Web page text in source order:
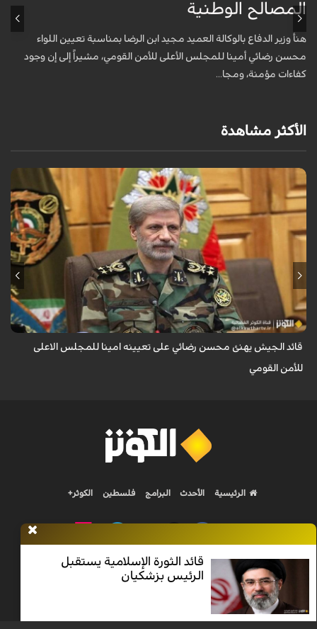
المصالح الوطنية
هنأ وزير الدفاع بالوكالة العميد مجيد ابن الرضا بمناسبة تعيين اللواء
محسن رضائي أمينا للمجلس الأعلى للأمن القومي، مشيراً إلى إن وجود
كفاءات مؤمنة، ومجا...
الأكثر مشاهدة
هنأ قائد الجيش الايراني، اللواء أمير حاتمي، محسن رضائي بمناسبة تعيينه
ممثلاً لقائد الثورة الإسلامية في المجلس الأعلى للأمن القومي، وأميناً له.
...
قائد الجيش يهنئ محسن رضائي على تعيينه امينا للمجلس الاعلى
للأمن القومي
قائد الثورة الإسلامية يستقبل
الرئيس بزشكيان
الرئيسية الأحدث البرامج فلسطين الكوثر+
Nilesat 11900 V | Badr 8 11747 V | Badr5 12284 V